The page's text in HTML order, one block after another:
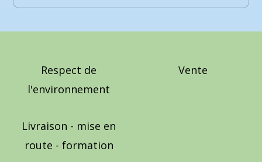
Respect de
l'environnement
Vente
Livraison - mise en
route - formation